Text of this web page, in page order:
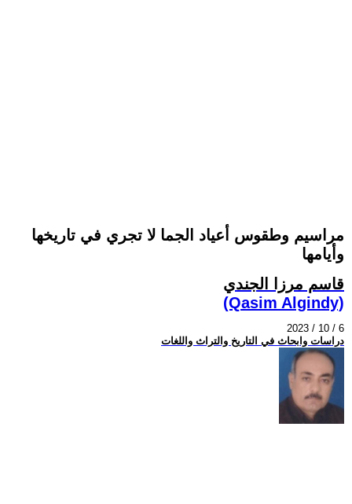
مراسيم وطقوس أعياد الجما لا تجري في تاريخها
وأيامها
قاسم مرزا الجندي
(Qasim Algindy)
2023 / 10 / 6
دراسات وابحاث في التاريخ والتراث واللغات